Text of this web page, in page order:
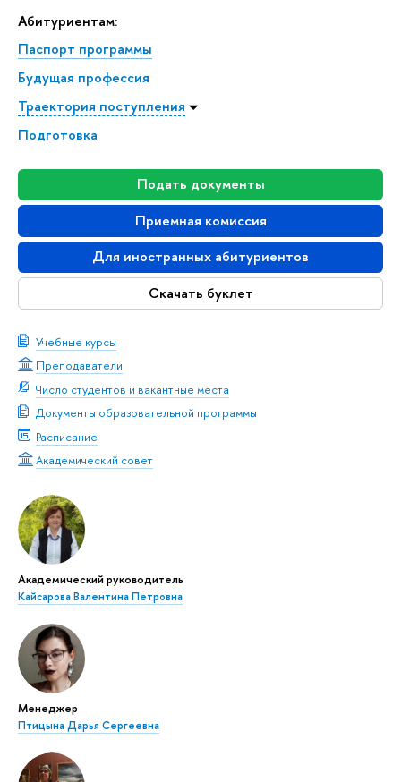
Абитуриентам:
Паспорт программы
Будущая профессия
Траектория поступления
Подготовка
Подать документы
Приемная комиссия
Для иностранных абитуриентов
Скачать буклет
Учебные курсы
Преподаватели
Число студентов и вакантные места
Документы образовательной программы
Расписание
Академический совет
Академический руководитель
Кайсарова Валентина Петровна
Менеджер
Птицына Дарья Сергеевна